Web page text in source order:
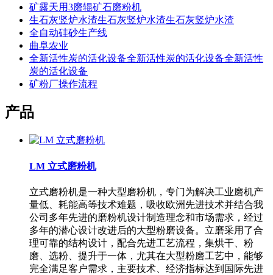
矿露天用3磨辊矿石磨粉机
生石灰竖炉水渣生石灰竖炉水渣生石灰竖炉水渣
全自动硅砂生产线
曲阜农业
全新活性炭的活化设备全新活性炭的活化设备全新活性
炭的活化设备
矿粉厂操作流程
产品
LM 立式磨粉机
立式磨粉机是一种大型磨粉机，专门为解决工业磨机产
量低、耗能高等技术难题，吸收欧洲先进技术并结合我
公司多年先进的磨粉机设计制造理念和市场需求，经过
多年的潜心设计改进后的大型粉磨设备。立磨采用了合
理可靠的结构设计，配合先进工艺流程，集烘干、粉
磨、选粉、提升于一体，尤其在大型粉磨工艺中，能够
完全满足客户需求，主要技术、经济指标达到国际先进